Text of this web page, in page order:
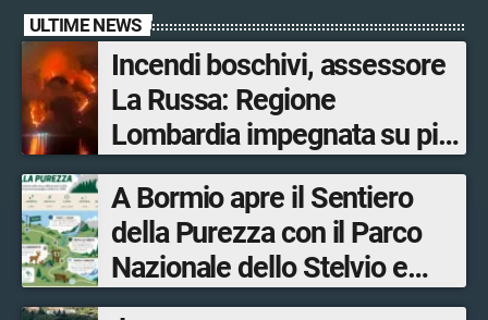
ULTIME NEWS
Incendi boschivi, assessore
La Russa: Regione
Lombardia impegnata su più
fronti, 48 volontari coinvolti
tra le province di Lecco,
Sondrio, Milano e Como
A Bormio apre il Sentiero
della Purezza con il Parco
Nazionale dello Stelvio e
Bormio Tourism